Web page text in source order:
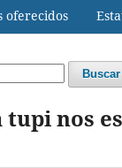
oferecidos
Buscar
tupi nos